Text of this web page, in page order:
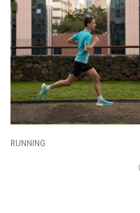
RUNNING